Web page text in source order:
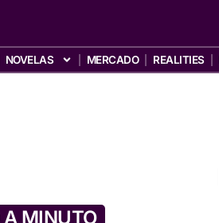
NOVELAS MERCADO REALITIES
MINUTO